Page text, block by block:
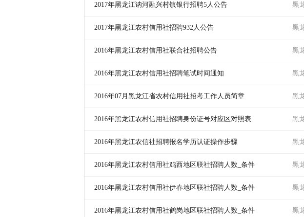
2017年黑龙江讷河融兴村镇银行招聘5人公告 黑
2017年黑龙江农村信用社招聘932人公告 黑
2016年黑龙江农村信用社联合社招聘公告 黑
2016年黑龙江农村信用社招聘笔试时间通知 黑
2016年07月黑龙江省农村信用社招考工作人员简章 黑
2016年黑龙江农村信用社招聘身份证号对应区对照表 黑
2016年黑龙江农信社招聘报名学历认证操作步骤 黑
2016年黑龙江农村信用社鸡西地区联社招聘人数_条件 黑
2016年黑龙江农村信用社伊春地区联社招聘人数_条件 黑
2016年黑龙江农村信用社鹤岗地区联社招聘人数_条件 黑